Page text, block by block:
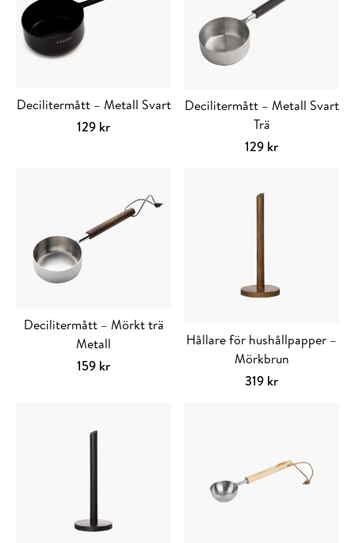
Decilitermått – Metall Svart
129 kr
Decilitermått – Metall Svart
Trä
129 kr
Decilitermått – Mörkt trä
Metall
159 kr
Hållare för hushållpapper –
Mörkbrun
319 kr